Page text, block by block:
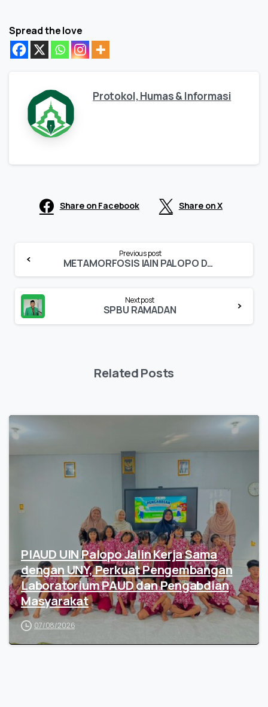
Spread the love
Protokol, Humas & Informasi
Share on Facebook Share on X
Reading
Previous post
METAMORFOSIS IAIN PALOPO DARI MASA KE MASA
Next post
SPBU RAMADAN
Related Posts
PIAUD UIN Palopo Jalin Kerja Sama
dengan UNY, Perkuat Pengembangan
Laboratorium PAUD dan Pengabdian
Masyarakat
07/08/2026